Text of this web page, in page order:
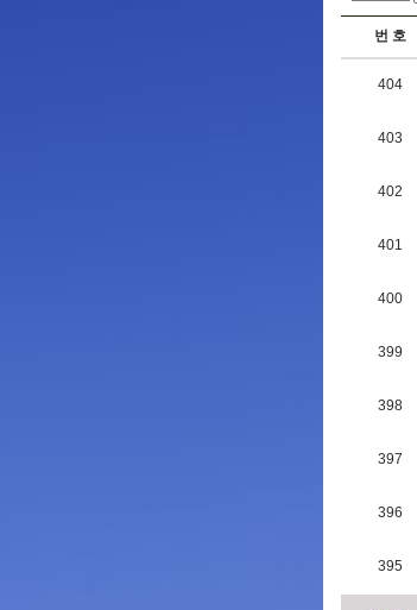
번 호
404
403
402
401
400
399
398
397
396
395